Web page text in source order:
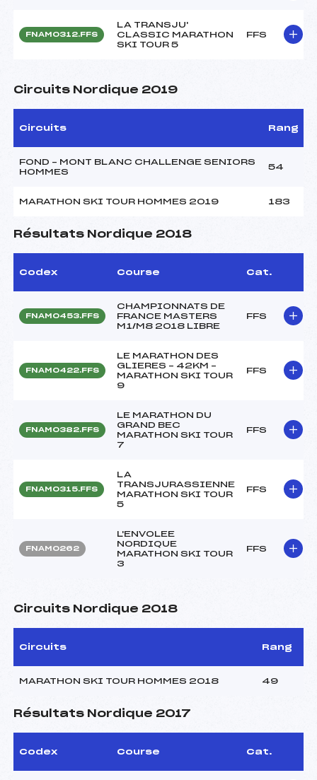
FNAM0312.FFS
LA TRANSJU'
CLASSIC MARATHON
SKI TOUR 5
FFS
Circuits Nordique 2019
Circuits Rang
FOND – MONT BLANC CHALLENGE SENIORS
HOMMES
54
MARATHON SKI TOUR HOMMES 2019 183
Résultats Nordique 2018
Codex Course Cat.
FNAM0453.FFS
CHAMPIONNATS DE
FRANCE MASTERS
M1/M8 2018 LIBRE
FFS
FNAM0422.FFS
LE MARATHON DES
GLIERES – 42KM –
MARATHON SKI TOUR
9
FFS
FNAM0382.FFS
LE MARATHON DU
GRAND BEC
MARATHON SKI TOUR
7
FFS
FNAM0315.FFS
LA
TRANSJURASSIENNE
MARATHON SKI TOUR
5
FFS
FNAM0262
L'ENVOLEE
NORDIQUE
MARATHON SKI TOUR
3
FFS
Circuits Nordique 2018
Circuits Rang
MARATHON SKI TOUR HOMMES 2018 49
Résultats Nordique 2017
Codex Course Cat.